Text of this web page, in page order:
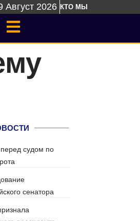
Август 2026 КТО МЫ
судом по
сенатора